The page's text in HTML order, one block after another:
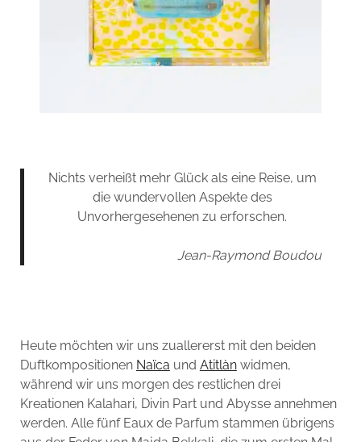
Nichts verheißt mehr Glück als eine Reise, um
die wundervollen Aspekte des
Unvorhergesehenen zu erforschen.
Jean-Raymond Boudou
Heute möchten wir uns zuallererst mit den beiden
Duftkompositionen Naïca und Atitlànwidmen,
während wir uns morgen des restlichen drei
Kreationen Kalahari, Divin Part und Abysse annehmen
werden. Alle fünf Eaux de Parfum stammen übrigens